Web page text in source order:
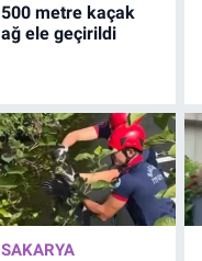
500 metre kaçak
ağ ele geçirildi
SAKARYA